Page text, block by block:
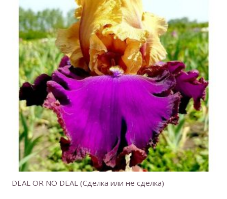
DEAL OR NO DEAL (Сделка или не сделка)